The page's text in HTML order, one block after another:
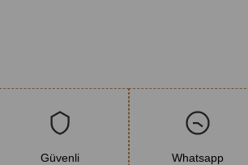
%100 Saf
Ecocert &
Vegan &
Güvenli
Whatsapp